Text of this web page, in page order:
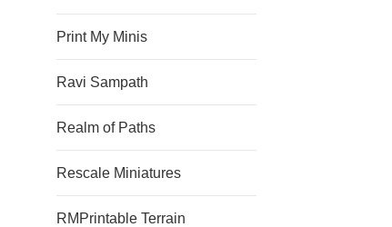
Print My Minis
Ravi Sampath
Realm of Paths
Rescale Miniatures
RMPrintable Terrain